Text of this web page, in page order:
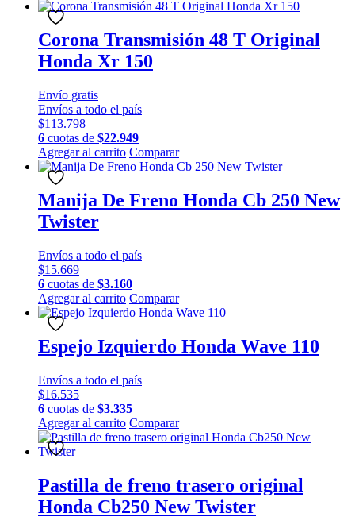
Corona Transmisión 48 T Original
Honda Xr 150
Envío gratis
Envíos a todo el país
$113.798
6 cuotas de $22.949
Agregar al carrito Comparar
Manija De Freno Honda Cb 250 New
Twister
Envíos a todo el país
$15.669
6 cuotas de $3.160
Agregar al carrito Comparar
Espejo Izquierdo Honda Wave 110
Envíos a todo el país
$16.535
6 cuotas de $3.335
Agregar al carrito Comparar
Pastilla de freno trasero original
Honda Cb250 New Twister